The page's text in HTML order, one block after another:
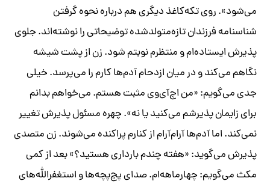
می‌شود». روی تکه‌کاغذ دیگری هم درباره نحوه گرفتن
شناسنامه فرزندان تازه‌متولدشده توضیحاتی را نوشته‌اند. جلوی
پذیرش ایستاده‌ام و منتظرم نوبتم شود. زن از پشت شیشه
نگاهم می‌کند و در میان ازدحام آدم‌ها کارم را می‌پرسد. خیلی
جدی می‌گویم: «من اچ‌آی‌وی مثبت هستم. می‌خواهم بدانم
برای زایمان پذیرشم می‌کنید یا نه». چهره مسئول پذیرش تغییر
نمی‌کند. اما آدم‌ها آرام‌آرام از کنارم پراکنده می‌شوند. زن متصدی
پذیرش می‌گوید: «هفته چندم بارداری هستید؟» بعد از کمی
مکث می‌گویم: چهارماهه‌ام. صدای پچ‌پچه‌ها و استغفرالله‌های